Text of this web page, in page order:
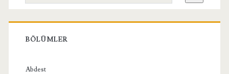
Menü
BÖLÜMLER
Abdest